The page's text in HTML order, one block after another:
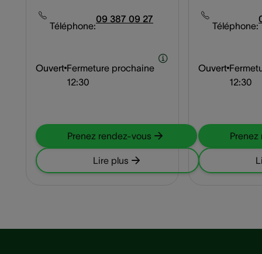
Téléphone:
09 387 09 27
Ouvert Fermeture prochaine
12:30
Prenez rendez-vous
Lire plus
Téléphone:
Ouvert
12:30